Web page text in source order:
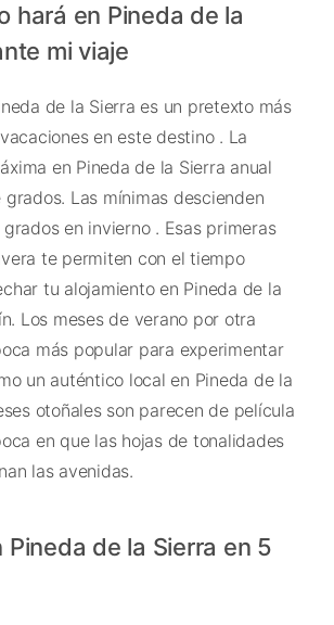
hará en Pineda de la
mi viaje
de la Sierra es un pretexto más
en este destino . La
en Pineda de la Sierra anual
grados. Las mínimas descienden
en invierno . Esas primeras
te permiten con el tiempo
tu alojamiento en Pineda de la
Los meses de verano por otra
más popular para experimentar
un auténtico local en Pineda de la
otoñales son parecen de película
en que las hojas de tonalidades
las avenidas.
Pineda de la Sierra en 5